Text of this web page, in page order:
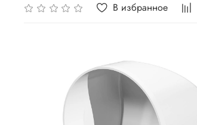
В избранное